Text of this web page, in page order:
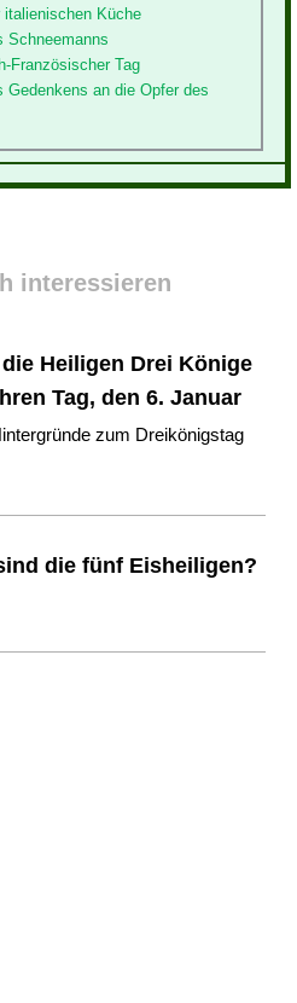
italienischen Küche
Schneemanns
Französischer Tag
Gedenkens an die Opfer des
interessieren
Heiligen Drei Könige
Tag, den 6. Januar
zum Dreikönigstag
die fünf Eisheiligen?